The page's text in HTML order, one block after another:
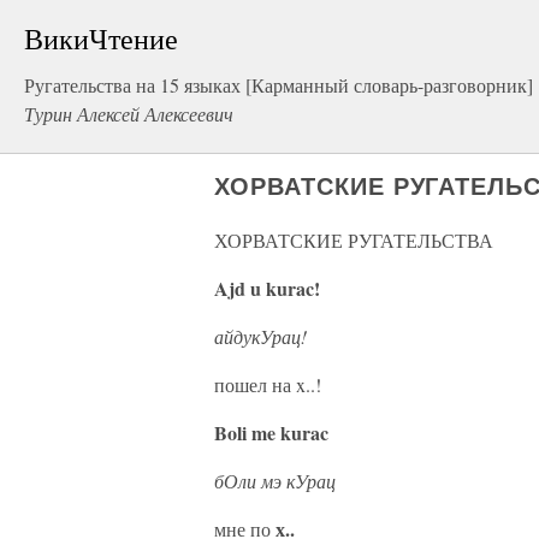
ВикиЧтение
Ругательства на 15 языках [Карманный словарь-разговорник]
Турин Алексей Алексеевич
ХОРВАТСКИЕ
ХОРВАТСКИЕ РУГАТЕЛЬСТВА
Ajd u kurac!
айдукУрац!
пошел на x..!
Boli me kurac
бОли мэ кУрац
мне пох..